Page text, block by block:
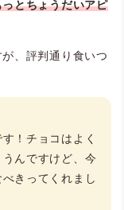
とちょうだいアピ
、評判通り食いつ
！チョコはよく
んですけど、今
きってくれまし